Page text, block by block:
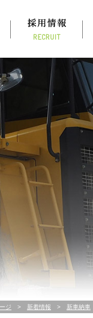
ジ > 新着情報 > 新車納車